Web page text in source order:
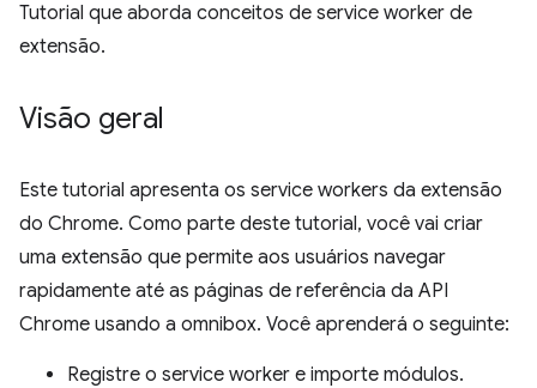
Tutorial que aborda conceitos de service worker de
extensão.
Visão geral
Este tutorial apresenta os service workers da extensão
do Chrome. Como parte deste tutorial, você vai criar
uma extensão que permite aos usuários navegar
rapidamente até as páginas de referência da API
Chrome usando a omnibox. Você aprenderá o seguinte:
Registre o service worker e importe módulos.